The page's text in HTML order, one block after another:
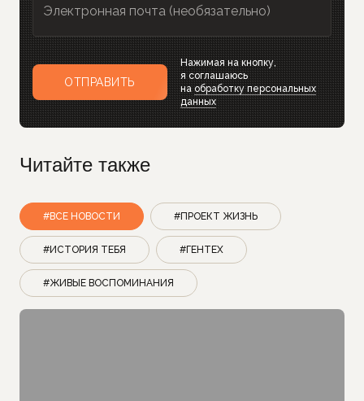
Электронная почта (необязательно)
ОТПРАВИТЬ
Нажимая на кнопку,
я соглашаюсь
на обработку персональных
данных
Читайте также
#ВСЕ НОВОСТИ #ПРОЕКТ ЖИЗНЬ
#ИСТОРИЯ ТЕБЯ #ГЕНТЕХ
#ЖИВЫЕ ВОСПОМИНАНИЯ